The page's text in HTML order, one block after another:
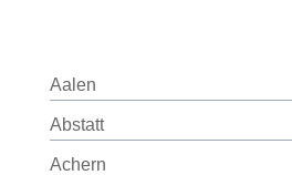
Aalen
Abstatt
Achern